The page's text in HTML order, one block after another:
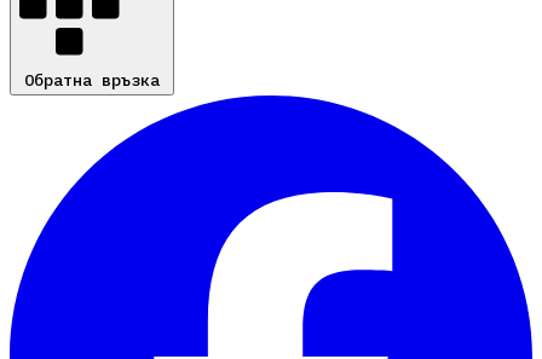
Обратна връзка
Обратна връзка